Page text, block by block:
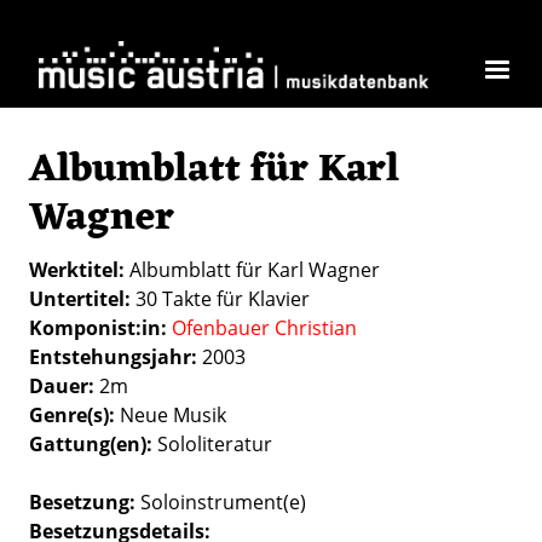
Albumblatt für Karl
Wagner
Werktitel Albumblatt für Karl Wagner
Untertitel 30 Takte für Klavier
Komponist:in Ofenbauer Christian
Entstehungsjahr 2003
Dauer 2m
Genre(s) Neue Musik
Gattung(en) Sololiteratur
Besetzung Soloinstrument(e)
Besetzungsdetails